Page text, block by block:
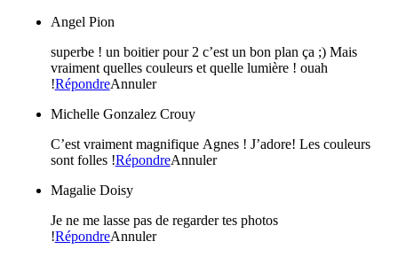
Angel Pion
superbe ! un boitier pour 2 c’est un bon plan ça ;) Mais
vraiment quelles couleurs et quelle lumière ! ouah
!RépondreAnnuler
Michelle Gonzalez Crouy
C’est vraiment magnifique Agnes ! J’adore! Les couleurs
sont folles !RépondreAnnuler
Magalie Doisy
Je ne me lasse pas de regarder tes photos
!RépondreAnnuler